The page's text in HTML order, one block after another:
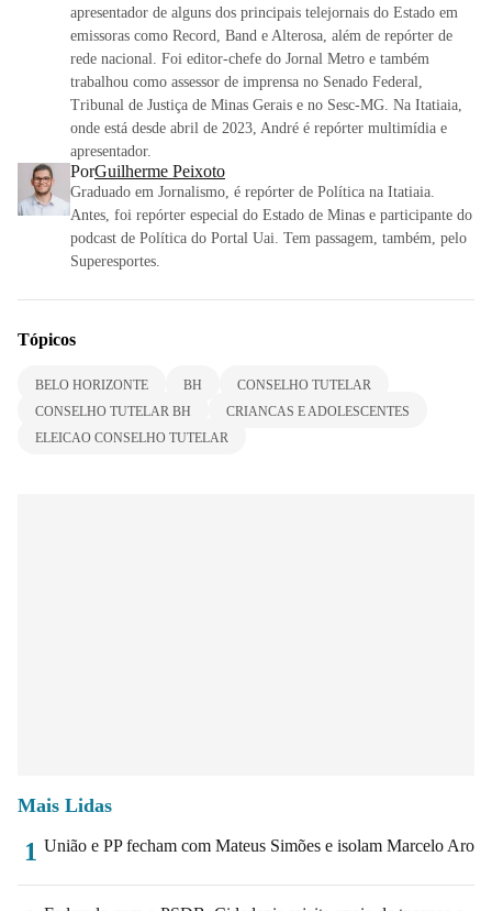
apresentador de alguns dos principais telejornais do Estado em
emissoras como Record, Band e Alterosa, além de repórter de
rede nacional. Foi editor-chefe do Jornal Metro e também
trabalhou como assessor de imprensa no Senado Federal,
Tribunal de Justiça de Minas Gerais e no Sesc-MG. Na Itatiaia,
onde está desde abril de 2023, André é repórter multimídia e
apresentador.
PorGuilherme Peixoto
Graduado em Jornalismo, é repórter de Política na Itatiaia.
Antes, foi repórter especial do Estado de Minas e participante do
podcast de Política do Portal Uai. Tem passagem, também, pelo
Superesportes.
Tópicos
BELO HORIZONTE BH
CONSELHO TUTELAR
CONSELHO TUTELAR BH
CRIANCAS E ADOLESCENTES
ELEICAO CONSELHO TUTELAR
Mais Lidas
1 União e PP fecham com Mateus Simões e isolam Marcelo Aro